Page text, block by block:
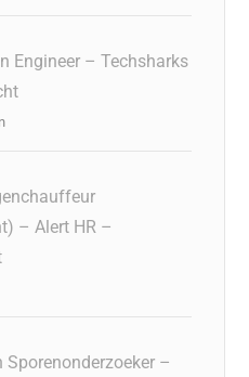
Engineer – Techsharks
– Alert HR –
Sporenonderzoeker –